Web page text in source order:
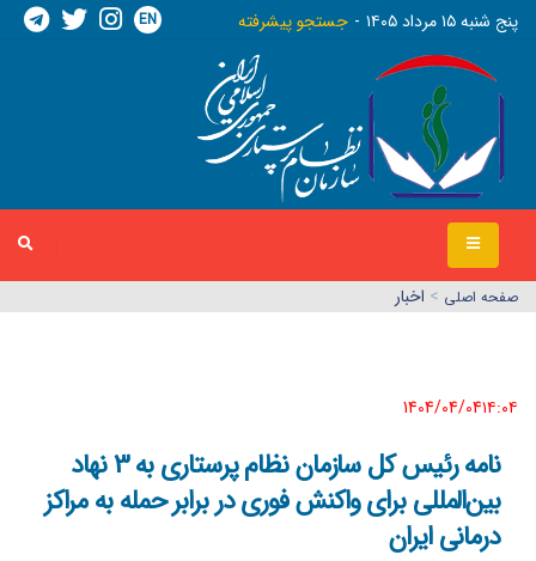
پنج شنبه ١٥ مرداد ١٤٠٥ جستجو پیشرفته EN
صفحه اصلي > اخبار
1404/04/04١٤:٠٤
نامه رئیس کل سازمان نظام پرستاری به 3 نهاد
بین‌المللی برای واکنش فوری در برابر حمله به مراکز
درمانی ایران